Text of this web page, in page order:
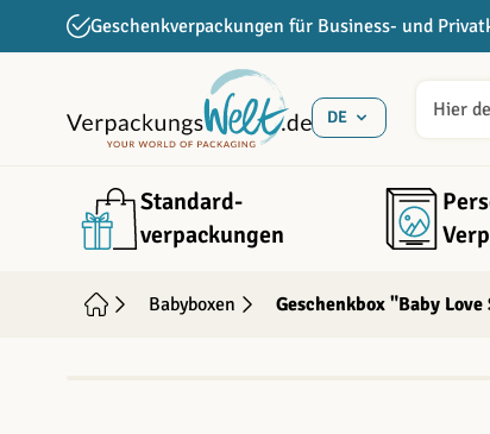
Direkt zum InhaltGeschenkverpackungen für Business- und
DE
Standard­
verpackungen
Babyboxen Geschenkbox "Baby